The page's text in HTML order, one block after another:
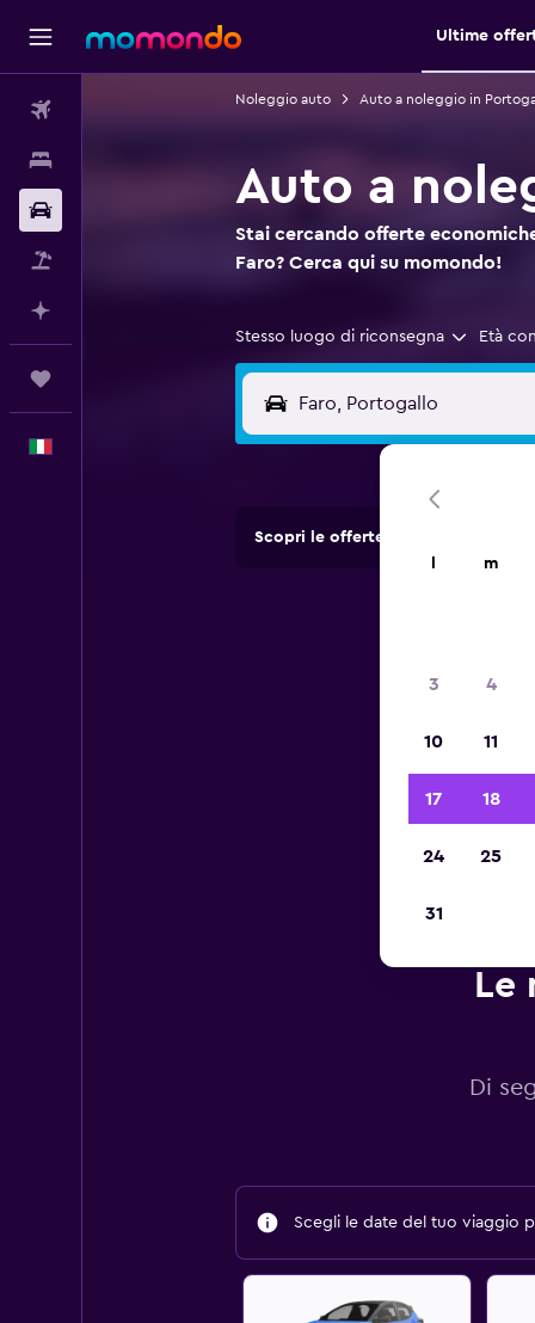
Ultime
Noleggio auto Auto a noleggio in
Auto a
Stai cercando offerte
Faro? Cerca qui su momondo!
Stesso luogo di riconsegna Età
Scopri le offerte di agenzie di
Le
Di
Scegli le date del tuo viaggio
m
3 4
10 11
17 18
24 25
31